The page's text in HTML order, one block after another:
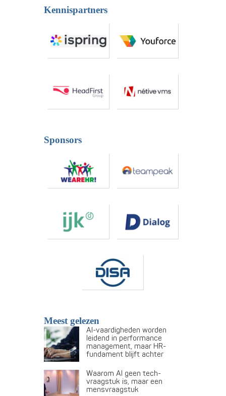
Kennispartners
Sponsors
Meest gelezen
AI-vaardigheden worden
leidend in performance
management, maar HR-
fundament blijft achter
Waarom AI geen tech-
vraagstuk is, maar een
mensvraagstuk